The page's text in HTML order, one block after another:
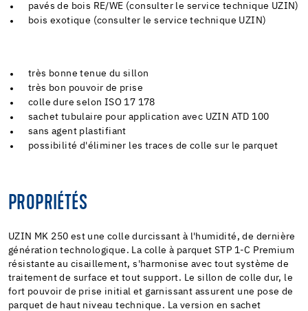
pavés de bois RE/WE (consulter le service technique UZIN)
bois exotique (consulter le service technique UZIN)
très bonne tenue du sillon
très bon pouvoir de prise
colle dure selon ISO 17 178
sachet tubulaire pour application avec UZIN ATD 100
sans agent plastifiant
possibilité d'éliminer les traces de colle sur le parquet
PROPRIÉTÉS
UZIN MK 250 est une colle durcissant à l'humidité, de dernière
génération technologique. La colle à parquet STP 1-C Premium
résistante au cisaillement, s'harmonise avec tout système de
traitement de surface et tout support. Le sillon de colle dur, le
fort pouvoir de prise initial et garnissant assurent une pose de
parquet de haut niveau technique. La version en sachet